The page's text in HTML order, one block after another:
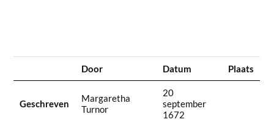
Door Datum Plaats
Geschreven
Margaretha
Turnor
20
september
1672